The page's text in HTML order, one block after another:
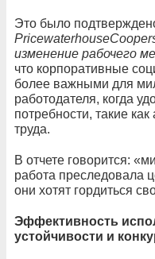
Это было
изменение рабочего
что корпоративные
более важными для
работодателя, когда
потребности, такие
труда.
В отчете говорится:
работа преследовала
они хотят гордиться
Эффективность
устойчивости и